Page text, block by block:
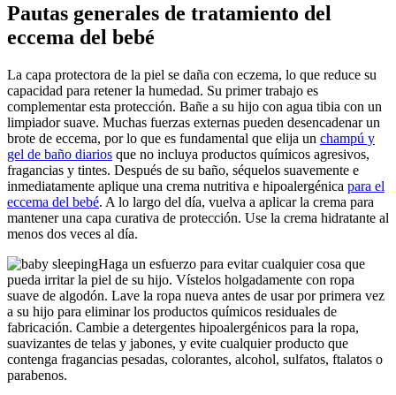
Pautas generales de tratamiento del
eccema del bebé
La capa protectora de la piel se daña con eczema, lo que reduce su
capacidad para retener la humedad. Su primer trabajo es
complementar esta protección. Bañe a su hijo con agua tibia con un
limpiador suave. Muchas fuerzas externas pueden desencadenar un
brote de eccema, por lo que es fundamental que elija un champú y
gel de baño diarios que no incluya productos químicos agresivos,
fragancias y tintes. Después de su baño, séquelos suavemente e
inmediatamente aplique una crema nutritiva e hipoalergénica para el
eccema del bebé. A lo largo del día, vuelva a aplicar la crema para
mantener una capa curativa de protección. Use la crema hidratante al
menos dos veces al día.
Haga un esfuerzo para evitar cualquier cosa que
pueda irritar la piel de su hijo. Vístelos holgadamente con ropa
suave de algodón. Lave la ropa nueva antes de usar por primera vez
a su hijo para eliminar los productos químicos residuales de
fabricación. Cambie a detergentes hipoalergénicos para la ropa,
suavizantes de telas y jabones, y evite cualquier producto que
contenga fragancias pesadas, colorantes, alcohol, sulfatos, ftalatos o
parabenos.